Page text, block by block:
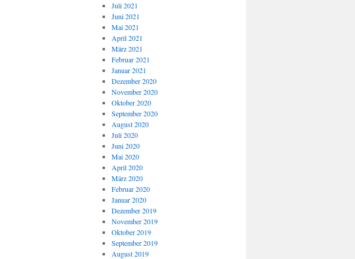
Juli 2021
Juni 2021
Mai 2021
April 2021
März 2021
Februar 2021
Januar 2021
Dezember 2020
November 2020
Oktober 2020
September 2020
August 2020
Juli 2020
Juni 2020
Mai 2020
April 2020
März 2020
Februar 2020
Januar 2020
Dezember 2019
November 2019
Oktober 2019
September 2019
August 2019